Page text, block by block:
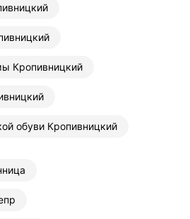
Кропивницкий
обуви Кропивницкий